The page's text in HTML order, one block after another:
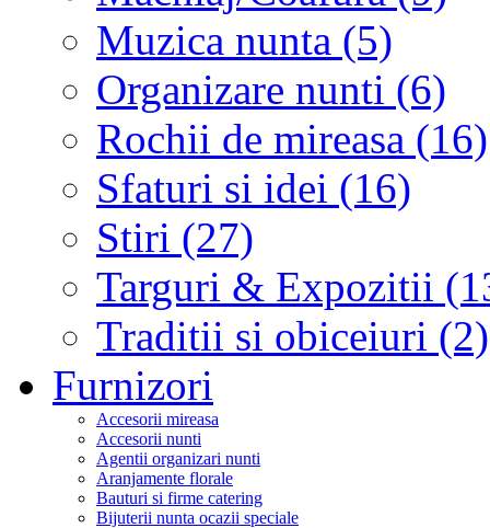
Muzica nunta (5)
Organizare nunti (6)
Rochii de mireasa (16)
Sfaturi si idei (16)
Stiri (27)
Targuri & Expozitii
Traditii si obiceiuri (2)
Furnizori
Accesorii mireasa
Accesorii nunti
Agentii organizari nunti
Aranjamente florale
Bauturi si firme catering
Bijuterii nunta ocazii speciale